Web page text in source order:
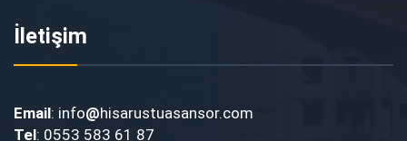
İletişim
Email: info@hisarustuasansor.com
Tel: 0553 583 61 87